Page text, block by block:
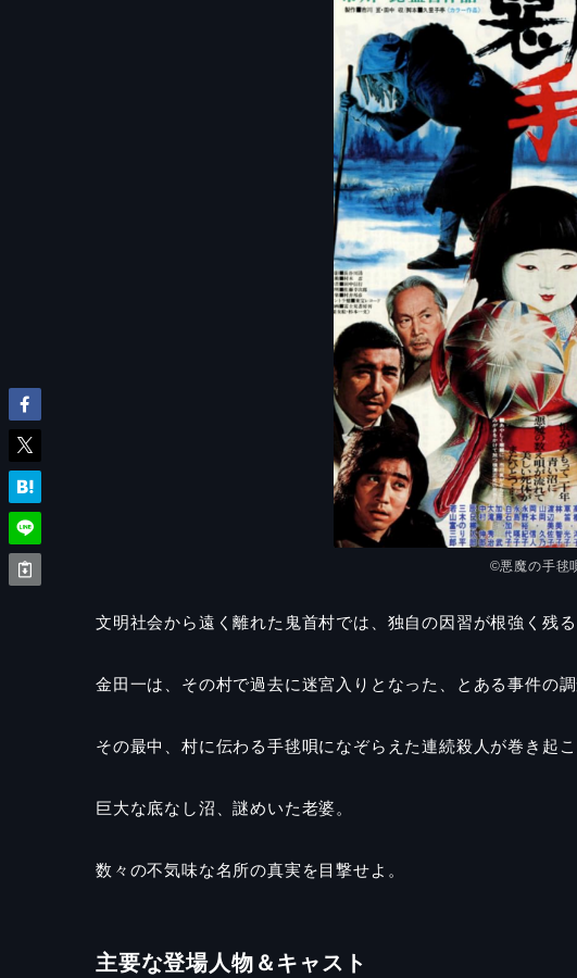
©︎悪魔の手毬
文明社会から遠く離れた鬼首村では、独自の因習が根強く残る
金田一は、その村で過去に迷宮入りとなった、とある事件の調
その最中、村に伝わる手毬唄になぞらえた連続殺人が巻き起こ
巨大な底なし沼、謎めいた老婆。
数々の不気味な名所の真実を目撃せよ。
主要な登場人物＆キャスト